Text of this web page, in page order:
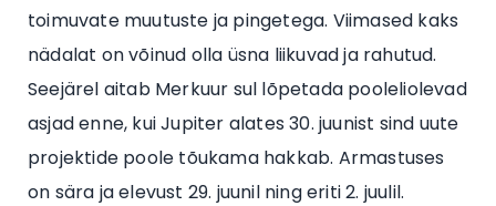
toimuvate muutuste ja pingetega. Viimased kaks
nädalat on võinud olla üsna liikuvad ja rahutud.
Seejärel aitab Merkuur sul lõpetada pooleliolevad
asjad enne, kui Jupiter alates 30. juunist sind uute
projektide poole tõukama hakkab. Armastuses
on sära ja elevust 29. juunil ning eriti 2. juulil.